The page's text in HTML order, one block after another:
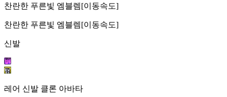
찬란한 푸른빛 엠블렘[이동속도]
찬란한 푸른빛 엠블렘[이동속도]
신발
레어 신발 클론 아바타